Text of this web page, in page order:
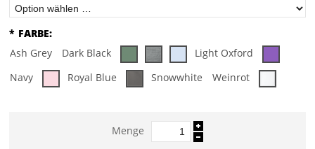
* FARBE:
Ash Grey
Dark Black
Light Oxford
Navy
Royal Blue Snowwhite Weinrot
Menge